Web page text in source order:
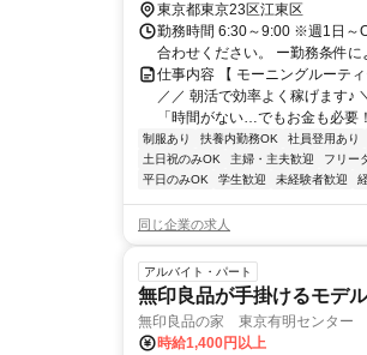
東京都東京23区江東区
勤務時間 6:30～9:00 ※週1日～
合わせください。 ー勤務条件
仕事内容 【 モーニングルーテ
／／ 朝活で効率よく稼げます
「時間がない…でもお金も必要
制服あり 扶養内勤務OK 社員登用あり
土日祝のみOK
主婦・主夫歓迎 フリー
平日のみOK
学生歓迎 未経験者歓迎
同じ企業の求人
アルバイト・パート
無印良品が手掛けるモデ
無印良品の家 東京有明センター
時給1,400円以上